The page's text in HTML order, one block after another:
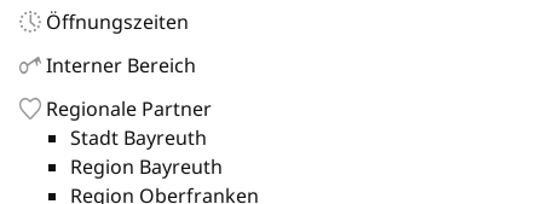
Öffnungszeiten
Interner Bereich
Regionale Partner
Stadt Bayreuth
Region Bayreuth
Region Oberfranken